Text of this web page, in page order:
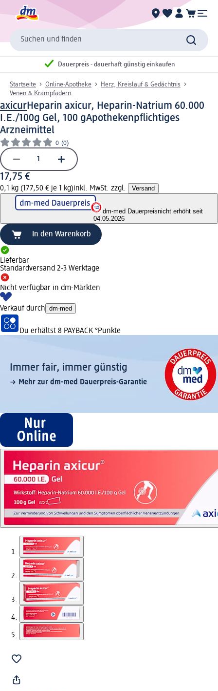
Suchen und finden
Dauerpreis - dauerhaft günstig einkaufen
Startseite Online-Apotheke
Herz, Kreislauf & Gedächtnis
Venen & Krampfadern
axicurHeparin axicur, Heparin-Natrium 60.000
I.E./100g Gel, 100 gApothekenpflichtiges
Arzneimittel
0 (0)
17,75 €
0,1 kg (177,50 € je 1 kg)inkl. MwSt. zzgl. Versand
dm-med Dauerpreisnicht erhöht seit
04.05.2026
In den Warenkorb
Lieferbar
Standardversand 2-3 Werktage
Nicht verfügbar in dm-Märkten
Verkauf durch dm-med
Du erhältst 8 PAYBACK °Punkte
Immer fair,­ immer günstig
Mehr zur dm-med Dauerpreis-Garantie